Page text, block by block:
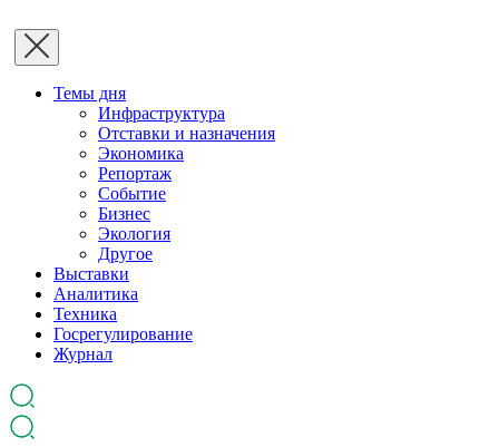
Темы дня
Инфраструктура
Отставки и назначения
Экономика
Репортаж
Событие
Бизнес
Экология
Другое
Выставки
Аналитика
Техника
Госрегулирование
Журнал